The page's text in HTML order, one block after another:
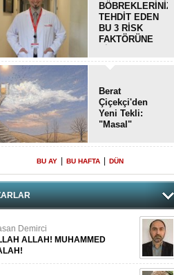
BÖBREKLERİNİZİ
TEHDİT EDEN
BU 3 RİSK
FAKTÖRÜNE
Berat
Çiçekçi'den
Yeni Tekli:
"Masal"
BU AY BU HAFTA DÜN
Demirci
ALLAH! MUHAMMED